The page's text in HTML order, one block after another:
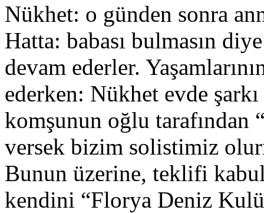
Nükhet: o günden sonra
Hatta: babası bulmasın
devam ederler.
ederken: Nükhet evde
komşunun oğlu tarafından
versek bizim solistimiz
Bunun üzerine, teklifi
kendini “Florya Deniz